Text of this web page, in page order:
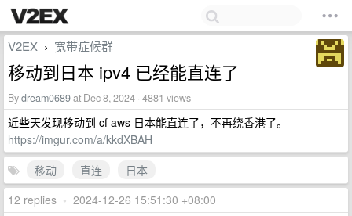
V2EX › 宽带症候群
移动到日本 ipv4 已经能直连了
Bydream0689at Dec 8, 2024 · 4881 views
近些天发现移动到 cf aws 日本能直连了，不再绕香港了。
https://imgur.com/a/kkdXBAH
移动
直连
日本
12 replies • 2024-12-26 15:51:30 +08:00